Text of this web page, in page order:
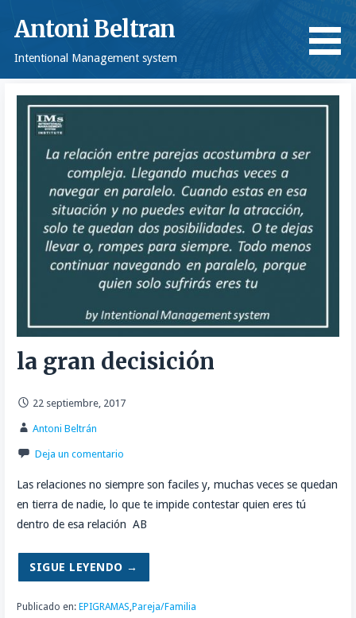
Antoni Beltran
Intentional Management system
la gran decisición
22 septiembre, 2017
Antoni Beltrán
Deja un comentario
Las relaciones no siempre son faciles y, muchas veces se quedan
en tierra de nadie, lo que te impide contestar quien eres tú
dentro de esa relación AB
SIGUE LEYENDO →
Publicado en: EPIGRAMAS,Pareja/Familia